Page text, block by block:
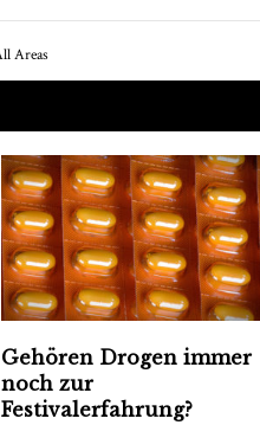
Gehören Drogen immer
noch zur
Festivalerfahrung?